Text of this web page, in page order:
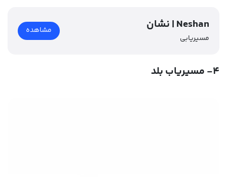
نشان | Neshan
مسیریابی
مشاهده
۴- مسیریاب بلد